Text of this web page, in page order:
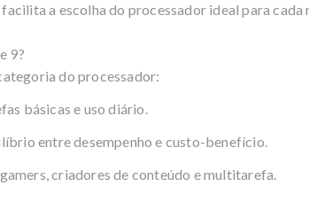
a escolha do processador ideal para cada
9?
do processador:
básicas e uso diário.
entre desempenho e custo-benefício.
criadores de conteúdo e multitarefa.